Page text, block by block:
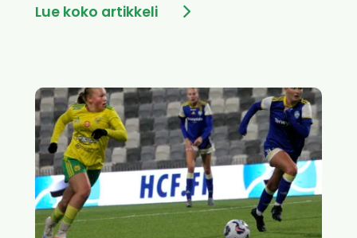
Lue koko artikkeli